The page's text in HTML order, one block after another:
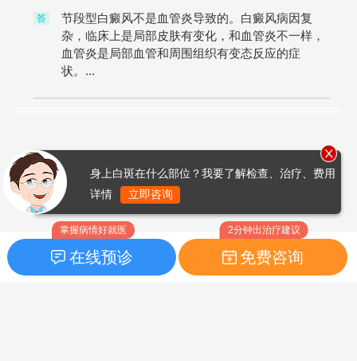
答
节段型白癜风不是血管炎导致的。白癜风病因复
杂，临床上是局部皮肤有变化，和血管炎不一样，
血管炎是局部血管和周围组织有变态反应的症
状。...
掌握病情好就医
在线预诊
2分钟出治疗建议
免费咨询
身上白斑在什么部位？我要了解检查、治疗、费用
详情
立即咨询